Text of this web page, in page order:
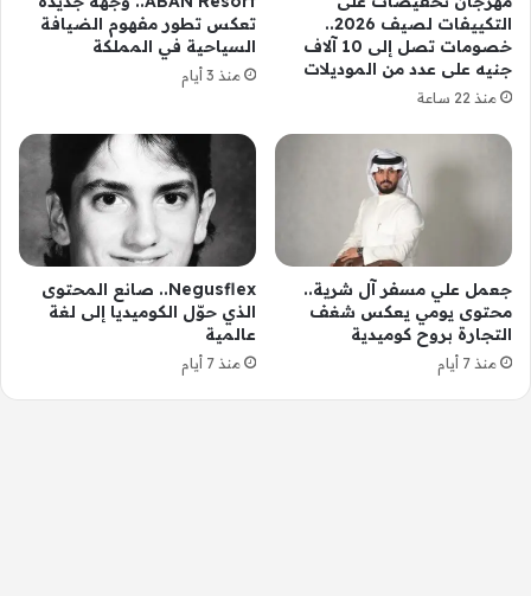
التكييفات لصيف 2026..
خصومات تصل إلى 10 آلاف
جنيه على عدد من الموديلات
منذ 22 ساعة
تعكس تطور مفهوم الضيافة
السياحية في المملكة
منذ 3 أيام
جعمل علي مسفر آل شرية..
محتوى يومي يعكس شغف
التجارة بروح كوميدية
منذ 7 أيام
Negusflex.. صانع المحتوى
الذي حوّل الكوميديا إلى لغة
عالمية
منذ 7 أيام